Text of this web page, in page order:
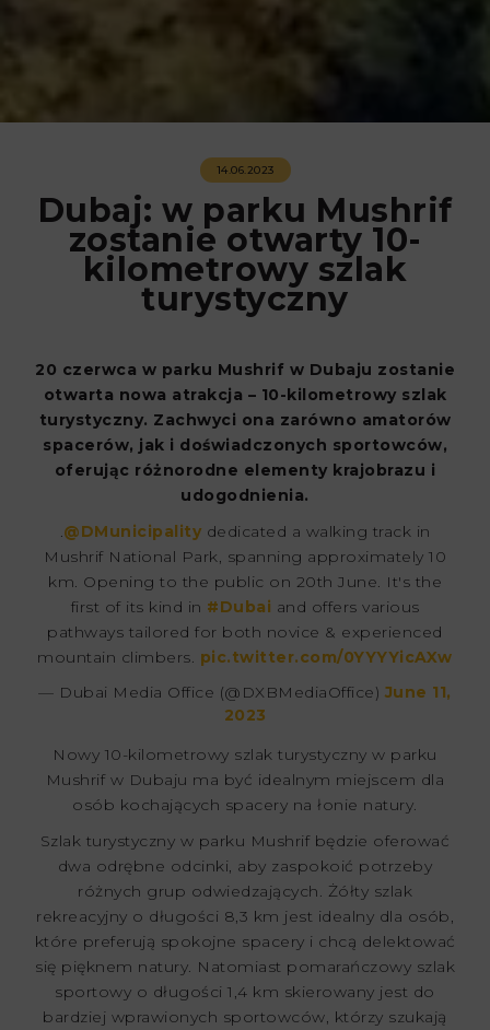
14.06.2023
Dubaj: w parku Mushrif
zostanie otwarty 10-
kilometrowy szlak
turystyczny
20 czerwca w parku Mushrif w Dubaju zostanie
otwarta nowa atrakcja – 10-kilometrowy szlak
turystyczny. Zachwyci ona zarówno amatorów
spacerów, jak i doświadczonych sportowców,
oferując różnorodne elementy krajobrazu i
udogodnienia.
@DMunicipality dedicated a walking track in
Mushrif National Park, spanning approximately 10
km. Opening to the public on 20th June. It's the
first of its kind in #Dubai and offers various
pathways tailored for both novice & experienced
mountain climbers. pic.twitter.com/0YYYYicAXw
— Dubai Media Office (@DXBMediaOffice) June 11,
2023
Nowy 10-kilometrowy szlak turystyczny w parku
Mushrif w Dubaju ma być idealnym miejscem dla
osób kochających spacery na łonie natury.
Szlak turystyczny w parku Mushrif będzie oferować
dwa odrębne odcinki, aby zaspokoić potrzeby
różnych grup odwiedzających. Żółty szlak
rekreacyjny o długości 8,3 km jest idealny dla osób,
które preferują spokojne spacery i chcą delektować
się pięknem natury. Natomiast pomarańczowy szlak
sportowy o długości 1,4 km skierowany jest do
bardziej wprawionych sportowców, którzy szukają